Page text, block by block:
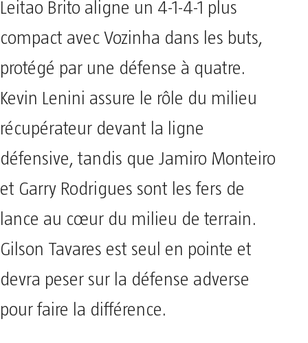
Leitao Brito aligne un 4-1-4-1 plus
compact avec Vozinha dans les buts,
protégé par une défense à quatre.
Kevin Lenini assure le rôle du milieu
récupérateur devant la ligne
défensive, tandis que Jamiro Monteiro
et Garry Rodrigues sont les fers de
lance au cœur du milieu de terrain.
Gilson Tavares est seul en pointe et
devra peser sur la défense adverse
pour faire la différence.